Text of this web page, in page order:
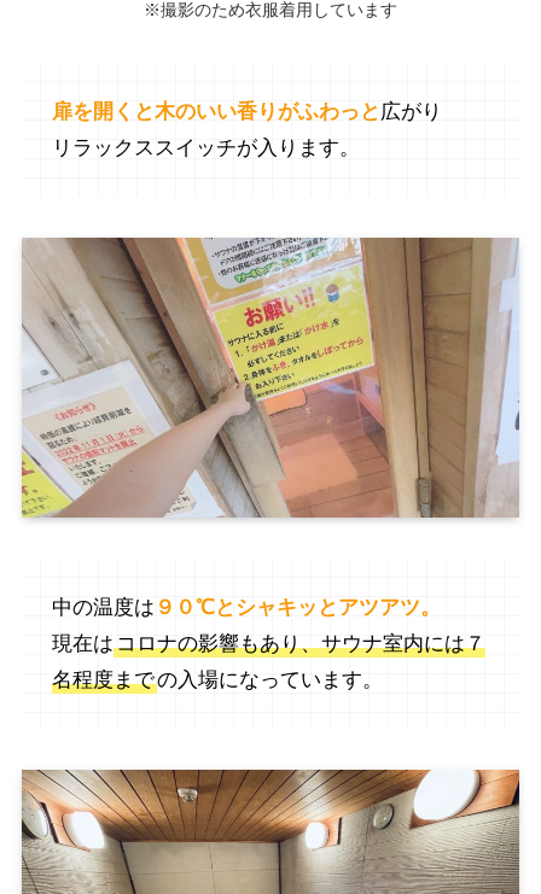
※撮影のため衣服着用しています
扉を開くと木のいい香りがふわっと広がり
リラックススイッチが入ります。
中の温度は ９０℃とシャキッとアツアツ。
現在はコロナの影響もあり、サウナ室内には７
名程度までの入場になっています。